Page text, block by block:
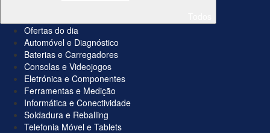
Ofertas do dia
Automóvel e Diagnóstico
Baterias e Carregadores
Consolas e Videojogos
Eletrónica e Componentes
Ferramentas e Medição
Informática e Conectividade
Soldadura e Reballing
Telefonia Móvel e Tablets